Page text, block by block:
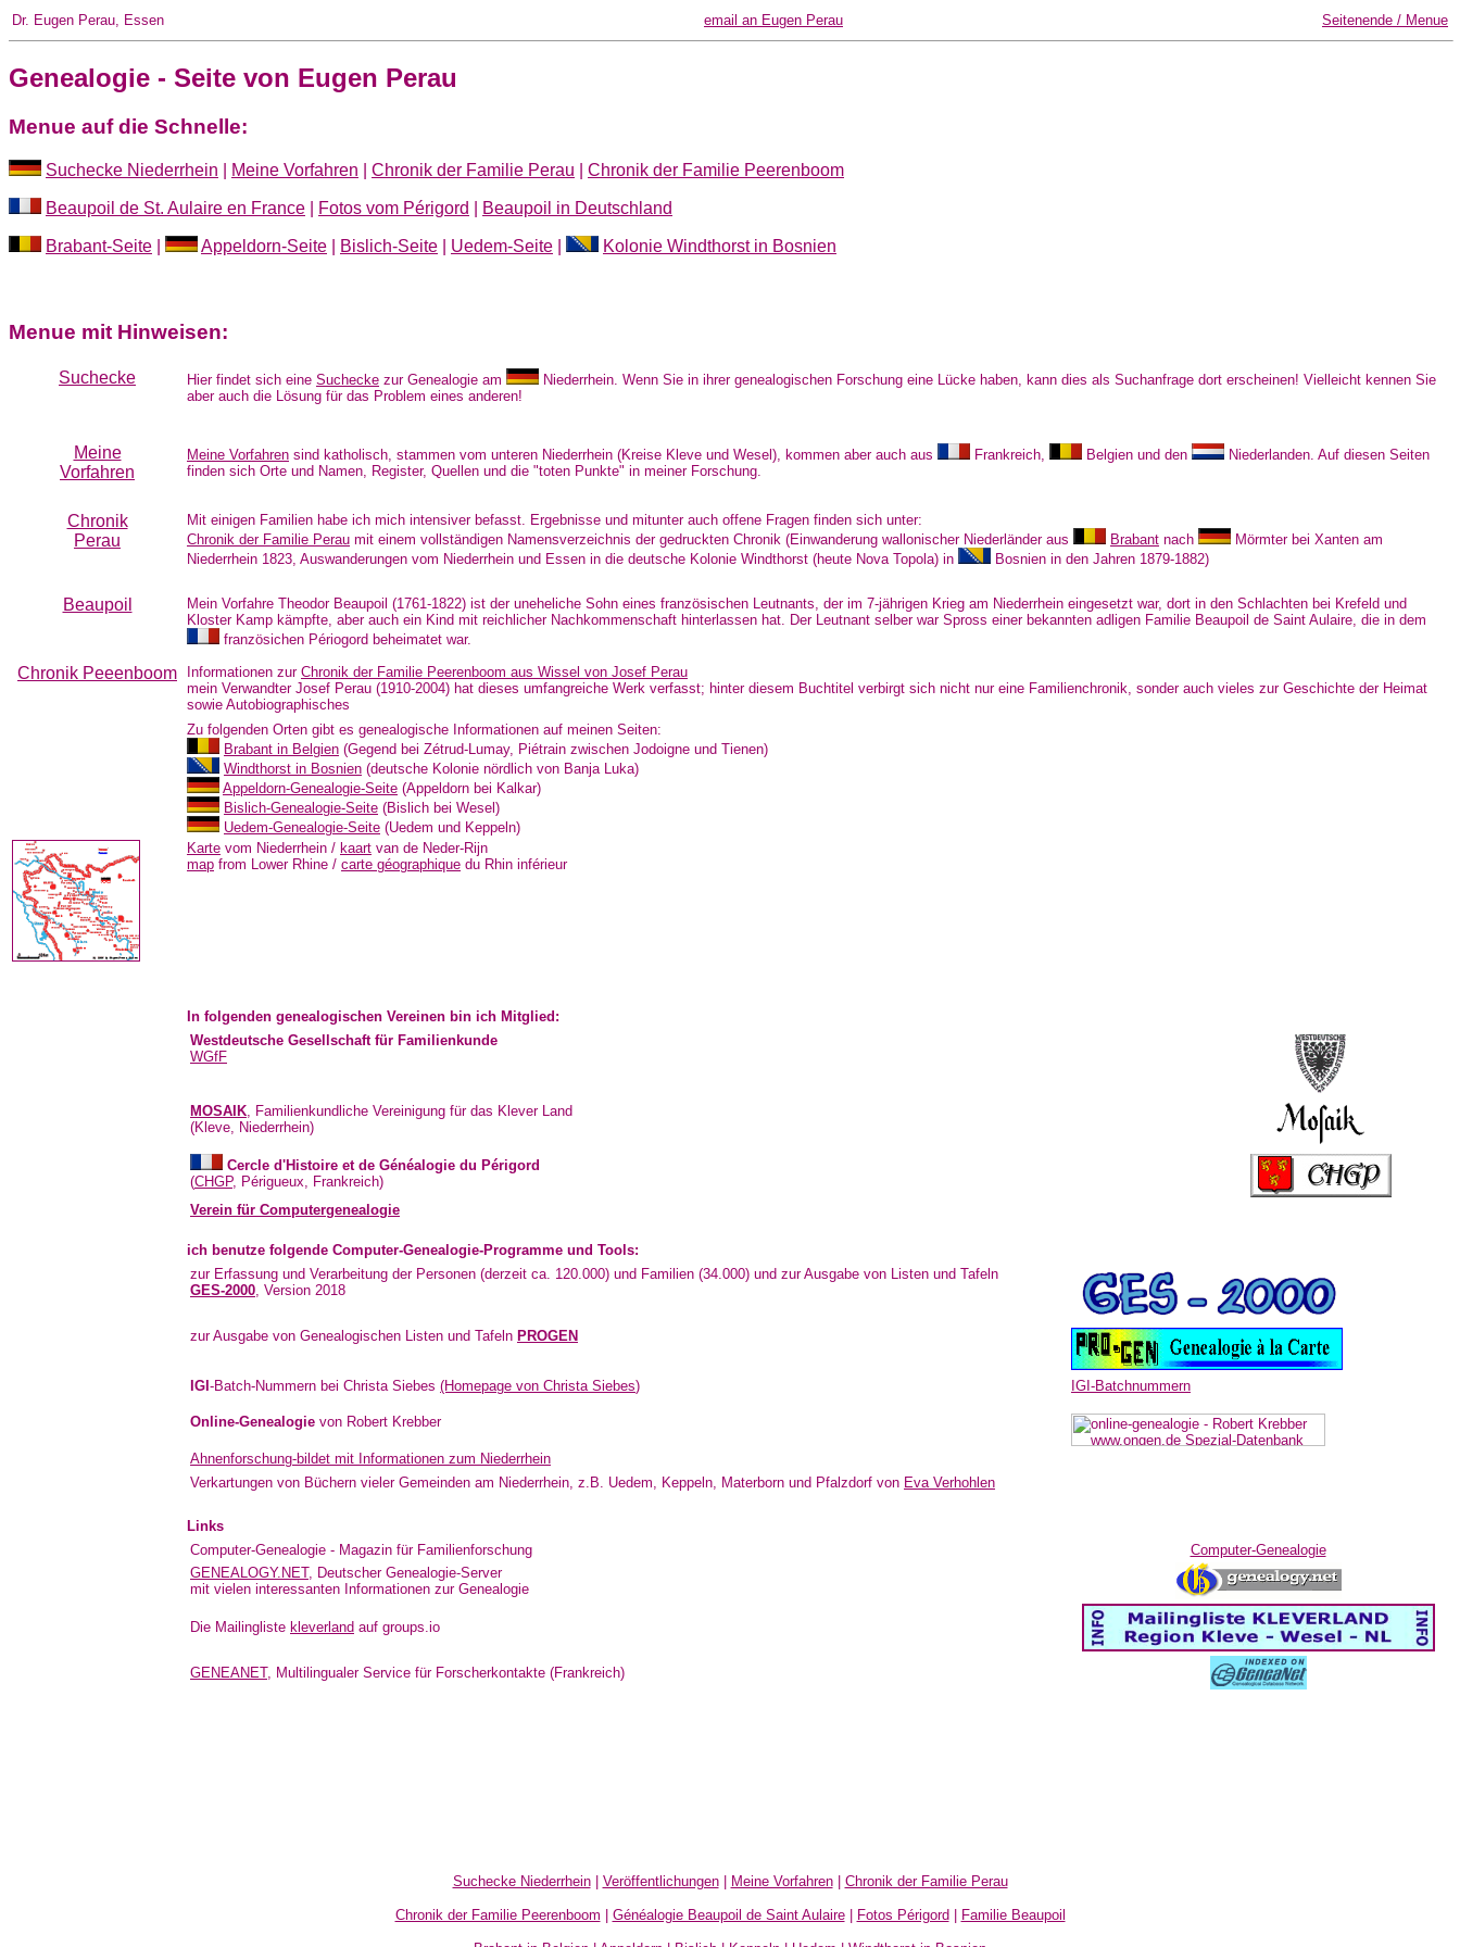
Dr. Eugen Perau, Essen email an Eugen Perau Seitenende / Menue
Genealogie - Seite von Eugen Perau
Menue auf die Schnelle:
Suchecke Niederrhein Meine Vorfahren Chronik der Familie Perau Chronik der Familie Peerenboom
Beaupoil de St. Aulaire en France Fotos vom Périgord Beaupoil in Deutschland
Brabant-Seite Appeldorn-Seite Bislich-Seite Uedem-Seite Kolonie Windthorst in Bosnien
Menue mit Hinweisen:
Suchecke Hier findet sich eine Suchecke zur Genealogie am
Niederrhein. Wenn Sie in ihrer genealogischen Forschung eine Lücke haben, kann dies als Suchanfrage dort erscheinen! Vielleicht kennen Sie
aber auch die Lösung für das Problem eines anderen!
Meine
Vorfahren
Meine Vorfahren sind katholisch, stammen vom unteren Niederrhein (Kreise Kleve und Wesel), kommen aber auch aus Frankreich, Belgien und den
Niederlanden. Auf diesen Seiten
finden sich Orte und Namen, Register, Quellen und die "toten Punkte" in meiner Forschung.
Chronik
Perau
Mit einigen Familien habe ich mich intensiver befasst. Ergebnisse und mitunter auch offene Fragen finden sich unter:
Chronik der Familie Perau mit einem vollständigen Namensverzeichnis der gedruckten Chronik (Einwanderung wallonischer Niederländer aus Brabant nach
Mörmter bei Xanten am
Niederrhein 1823, Auswanderungen vom Niederrhein und Essen in die deutsche Kolonie Windthorst (heute Nova Topola) in
Bosnien in den Jahren 1879-1882)
Beaupoil
Mein Vorfahre Theodor Beaupoil (1761-1822) ist der uneheliche Sohn eines französischen Leutnants, der im 7-jährigen Krieg am Niederrhein eingesetzt war, dort in den Schlachten bei Krefeld und
Kloster Kamp kämpfte, aber auch ein Kind mit reichlicher Nachkommenschaft hinterlassen hat. Der Leutnant selber war Spross einer bekannten adligen Familie Beaupoil de Saint Aulaire, die in dem
französichen Périogord beheimatet war.
Chronik Peeenboom Informationen zur Chronik der Familie Peerenboom aus Wissel von Josef Perau
mein Verwandter Josef Perau (1910-2004) hat dieses umfangreiche Werk verfasst; hinter diesem Buchtitel verbirgt sich nicht nur eine Familienchronik, sonder auch vieles zur Geschichte der Heimat
sowie Autobiographisches
Zu folgenden Orten gibt es genealogische Informationen auf meinen Seiten:
Brabant in Belgien (Gegend bei Zétrud-Lumay, Piétrain zwischen Jodoigne und Tienen)
Windthorst in Bosnien (deutsche Kolonie nördlich von Banja Luka)
Appeldorn-Genealogie-Seite (Appeldorn bei Kalkar)
Bislich-Genealogie-Seite (Bislich bei Wesel)
Uedem-Genealogie-Seite (Uedem und Keppeln)
Karte vom Niederrhein / kaart van de Neder-Rijn
map from Lower Rhine / carte géographique du Rhin inférieur
In folgenden genealogischen Vereinen bin ich Mitglied:
Westdeutsche Gesellschaft für Familienkunde
WGfF
MOSAIK , Familienkundliche Vereinigung für das Klever Land
(Kleve, Niederrhein)
Cercle d'Histoire et de Généalogie du Périgord
(CHGP, Périgueux, Frankreich)
Verein für Computergenealogie
ich benutze folgende Computer-Genealogie-Programme und Tools:
zur Erfassung und Verarbeitung der Personen (derzeit ca. 120.000) und Familien (34.000) und zur Ausgabe von Listen und Tafeln
GES-2000 , Version 2018
zur Ausgabe von Genealogischen Listen und Tafeln PROGEN
IGI-Batch-Nummern bei Christa Siebes (Homepage von Christa Siebes) IGI-Batchnummern
Online-Genealogie von Robert Krebber
Ahnenforschung-bildet mit Informationen zum Niederrhein
Verkartungen von Büchern vieler Gemeinden am Niederrhein, z.B. Uedem, Keppeln, Materborn und Pfalzdorf von Eva Verhohlen
Links
Computer-Genealogie - Magazin für Familienforschung
Computer-Genealogie
GENEALOGY.NET, Deutscher Genealogie-Server
mit vielen interessanten Informationen zur Genealogie
Die Mailingliste kleverland auf groups.io
GENEANET, Multilingualer Service für Forscherkontakte (Frankreich)
Suchecke Niederrhein| Veröffentlichungen| Meine Vorfahren| Chronik der Familie Perau
Chronik der Familie Peerenboom | Généalogie Beaupoil de Saint Aulaire| Fotos Périgord| Familie Beaupoil